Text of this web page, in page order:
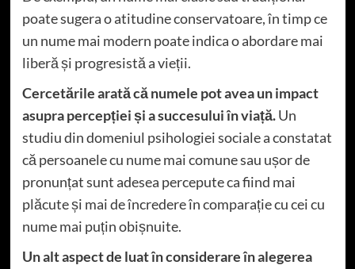
poate sugera o atitudine conservatoare, în timp ce
un nume mai modern poate indica o abordare mai
liberă și progresistă a vieții.
Cercetările arată că numele pot avea un impact
asupra percepției și a succesului în viață.Un
studiu din domeniul psihologiei sociale a constatat
că persoanele cu nume mai comune sau ușor de
pronunțat sunt adesea percepute ca fiind mai
plăcute și mai de încredere în comparație cu cei cu
nume mai puțin obișnuite.
Un alt aspect de luat în considerare în alegerea